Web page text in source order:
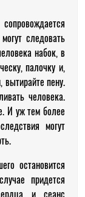
следовать
набок, в
палочку и,
вытирайте пену.
человека.
И уж тем более
могут
остановится
придется
и сеанс